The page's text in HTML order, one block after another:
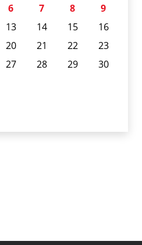
6 7 8
9
13 14 15
16
20 21 22
23
27 28 29
30